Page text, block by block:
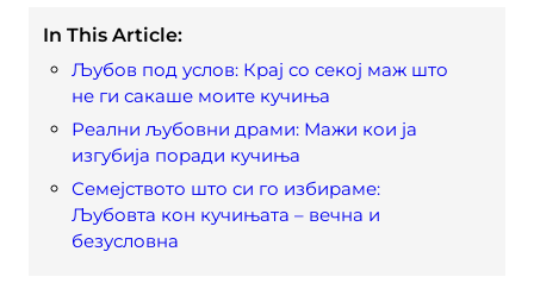
In This Article:
Љубов под услов: Крај со секој маж што
не ги сакаше моите кучиња
Реални љубовни драми: Мажи кои ја
изгубија поради кучиња
Семејството што си го избираме:
Љубовта кон кучињата – вечна и
безусловна